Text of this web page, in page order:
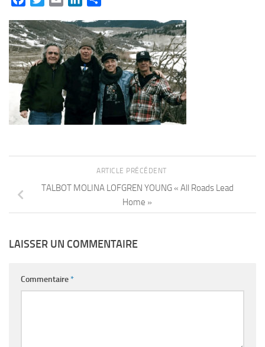
ARTICLE PRÉCÉDENT
TALBOT MOLINA LOFGREN YOUNG « All Roads Lead
Home »
LAISSER UN COMMENTAIRE
Commentaire*